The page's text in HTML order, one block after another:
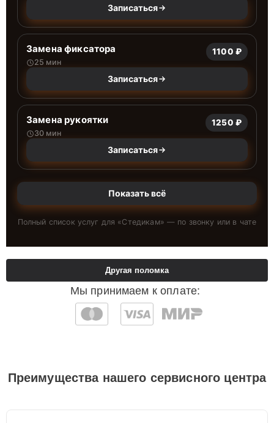
Записаться
Замена фиксатора
25 мин
1100 ₽
Записаться
Замена рукоятки
30 мин
1250 ₽
Записаться
Показать всё
Полный список услуг для «Стедикам» — по звонку или в чате
Мы принимаем к оплате:
Другая поломка
Преимущества нашего сервисного центра